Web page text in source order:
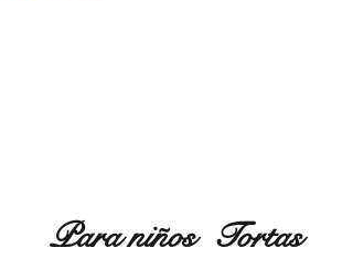
Para niños Tortas